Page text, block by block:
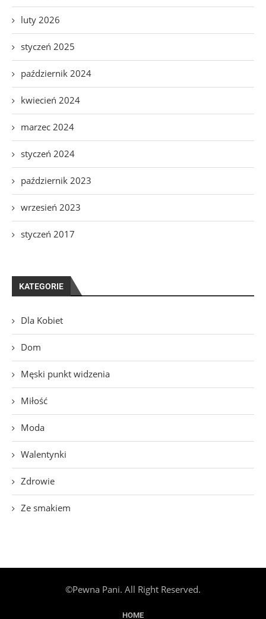
luty 2026
styczeń 2025
październik 2024
kwiecień 2024
marzec 2024
styczeń 2024
październik 2023
wrzesień 2023
styczeń 2017
KATEGORIE
Dla Kobiet
Dom
Męski punkt widzenia
Miłość
Moda
Walentynki
Zdrowie
Ze smakiem
©Pewna Pani. All Right Reserved.
HOME